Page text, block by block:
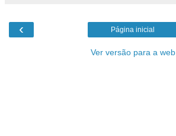
‹ Página inicial
Ver versão para a web